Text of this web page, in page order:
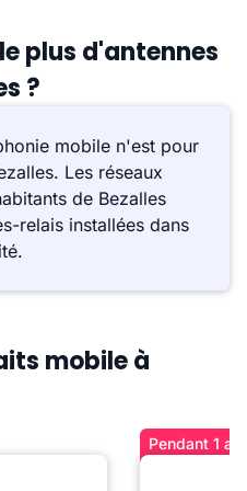
plus d'antennes
?
mobile n'est pour
Les réseaux
de Bezalles
relais installées dans
mobile à
Pendant 1